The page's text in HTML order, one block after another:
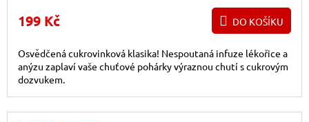
199 Kč DO KOŠÍKU
Osvědčená cukrovinková klasika! Nespoutaná infuze lékořice a
anýzu zaplaví vaše chuťové pohárky výraznou chutí s cukrovým
dozvukem.